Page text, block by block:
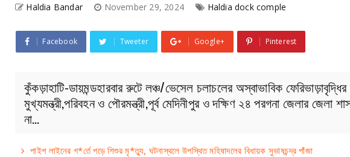
Haldia Bandar November 29, 2024 Haldia dock comple
Facebook Tweeter Google+ Pinterest
কুঁকড়াহাটি-ডায়মন্ডহারবার রুটে লঞ্চ/ভেসেল চলাচলের অস্বাভাবিক ফেরিভাড়াবৃদ্ধির
মুখ্যমন্ত্রী,পরিবহন ও পৌরমন্ত্রী,পূর্ব মেদিনীপুর ও দক্ষিণ ২৪ পরগনা জেলার জেলা
না…
পাইপ লাইনের গ*র্তে পড়ে শিশুর মৃ*ত্যু, ঘটনাস্থলে উপস্থিত মহিষাদলের বিধায়ক সুভাষচন্দ্র পাঁজা